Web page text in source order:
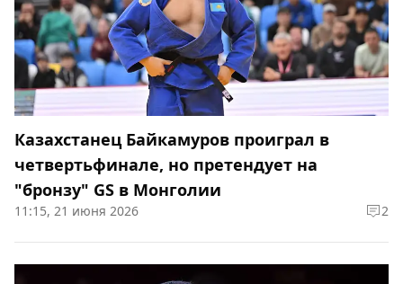
Казахстанец Байкамуров проиграл в
четвертьфинале, но претендует на
"бронзу" GS в Монголии
11:15, 21 июня 2026 2